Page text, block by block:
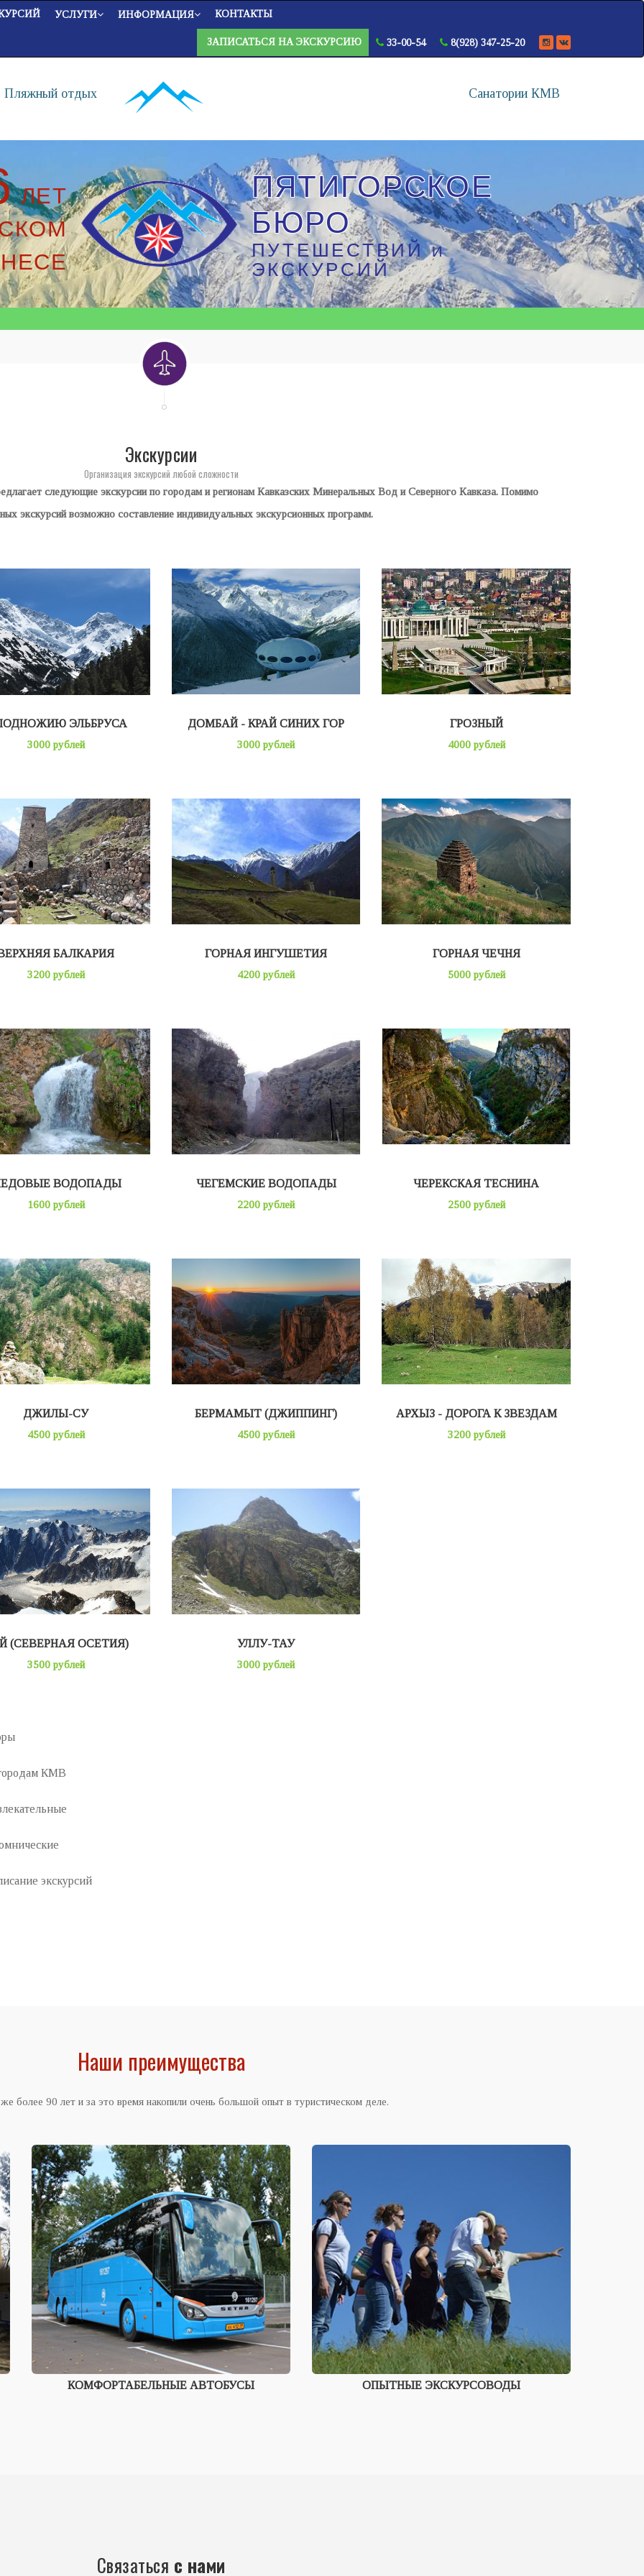
УСЛУГИ ИНФОРМАЦИЯ КОНТАКТЫ
ЗАПИСАТЬСЯ НА ЭКСКУРСИЮ 33-00-54 8(928) 347-25-20
Пляжный отдых Санатории КМВ
ЛЕТ
ПЯТИГОРСКОЕ
БЮРО
ПУТЕШЕСТВИЙИ
ЭКСКУРСИЙ
Экскурсии
Организация экскурсий любой сложности
следующие экскурсии по городам и регионам Кавказских Минеральных Вод и Северного Кавказа. Помимо
экскурсий возможно составление индивидуальных экскурсионных программ.
ЭЛЬБРУСА
3000 рублей
ДОМБАЙ - КРАЙ СИНИХ ГОР
3000 рублей
ГРОЗНЫЙ
4000 рублей
БАЛКАРИЯ
3200 рублей
ГОРНАЯ ИНГУШЕТИЯ
4200 рублей
ГОРНАЯ ЧЕЧНЯ
5000 рублей
ВОДОПАДЫ
1600 рублей
ЧЕГЕМСКИЕ ВОДОПАДЫ
2200 рублей
ЧЕРЕКСКАЯ ТЕСНИНА
2500 рублей
ДЖИЛЫ-СУ
4500 рублей
БЕРМАМЫТ (ДЖИППИНГ)
4500 рублей
АРХЫЗ - ДОРОГА К ЗВЕЗДАМ
3200 рублей
(СЕВЕРНАЯ ОСЕТИЯ)
3500 рублей
УЛЛУ-ТАУ
3000 рублей
КМВ
экскурсий
Наши преимущества
более 90 лет и за это время накопили очень большой опыт в туристическом деле.
КОМФОРТАБЕЛЬНЫЕ АВТОБУСЫ ОПЫТНЫЕ ЭКСКУРСОВОДЫ
Связаться с нами